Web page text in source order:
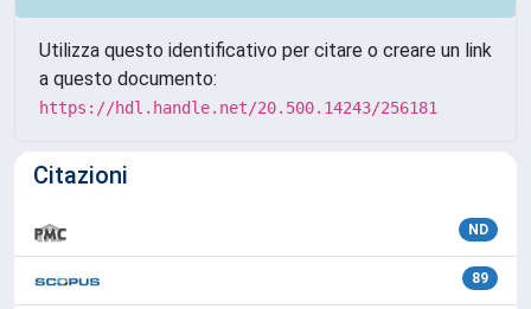
Utilizza questo identificativo per citare o creare un link
a questo documento:
https://hdl.handle.net/20.500.14243/256181
Citazioni
ND
89